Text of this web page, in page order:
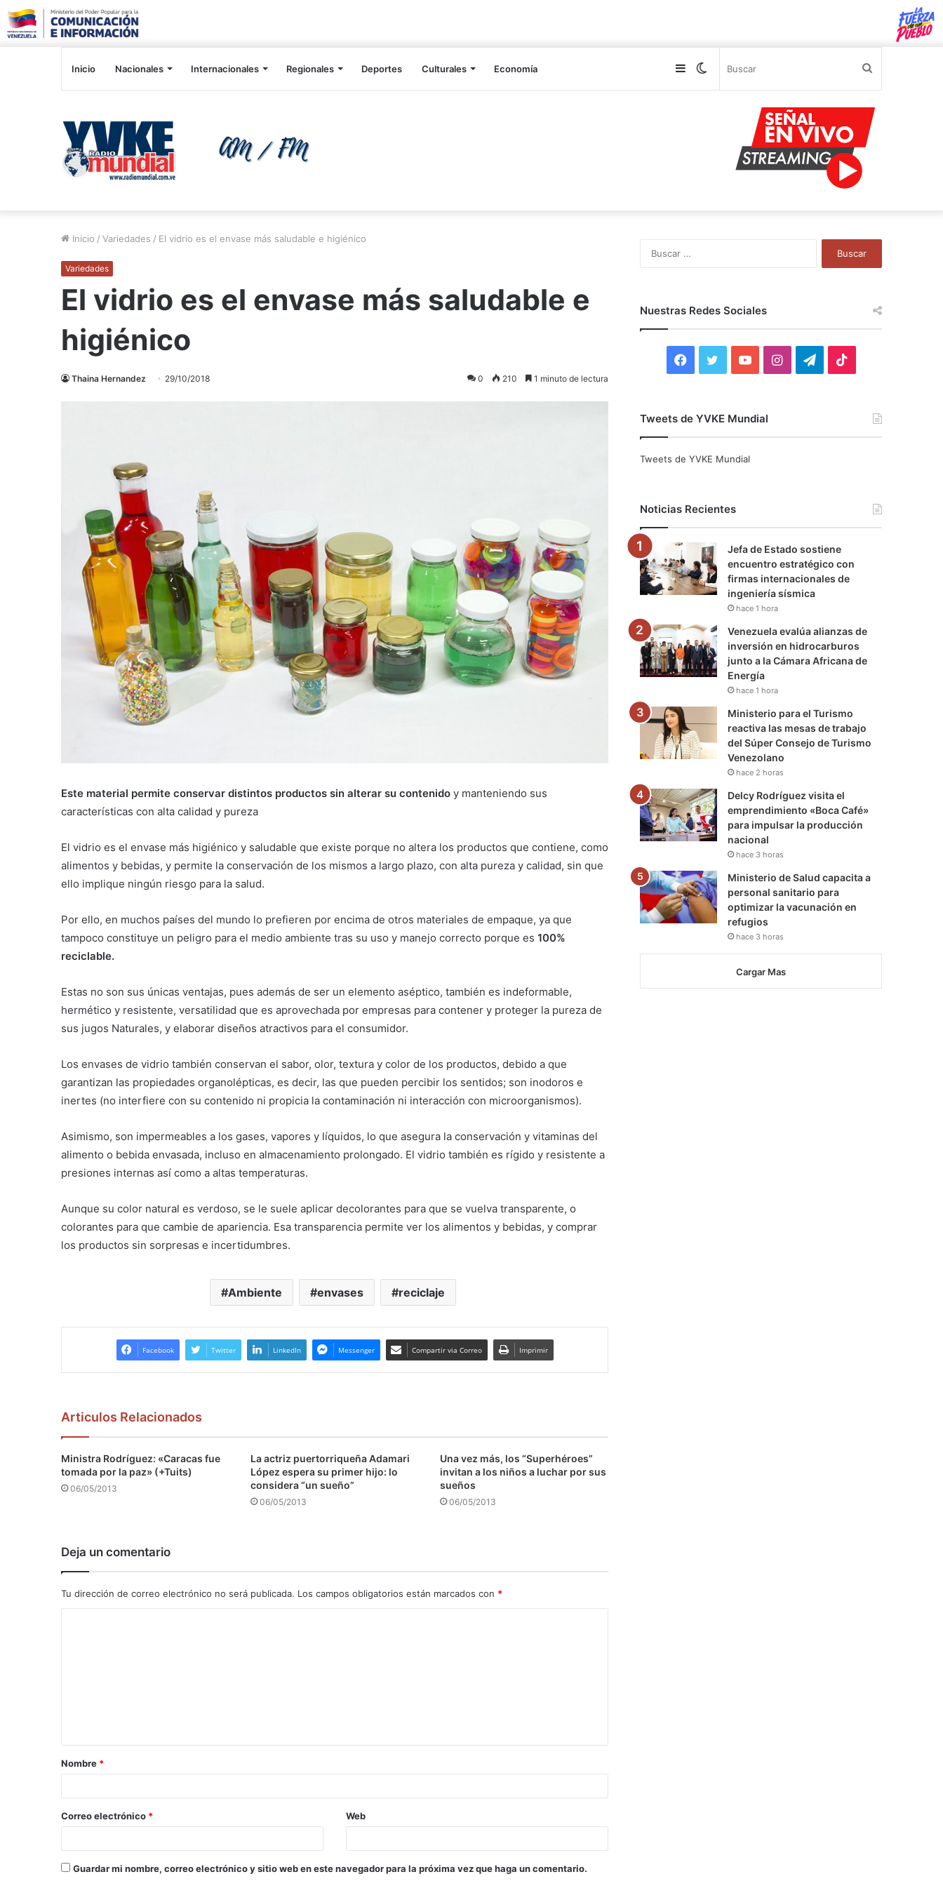
Inicio Nacionales Internacionales Regionales Deportes Culturales Economía Switch
Sidebar
Inicio / Variedades / El vidrio es el envase más saludable e higiénico
Variedades
El vidrio es el envase más saludable e
higiénico
Thaina Hernandez 29/10/2018 0 210 1 minuto de lectura
Este material permite conservar distintos productos sin alterar su contenido y manteniendo sus
características con alta calidad y pureza
El vidrio es el envase más higiénico y saludable que existe porque no altera los productos que contiene, como
alimentos y bebidas, y permite la conservación de los mismos a largo plazo, con alta pureza y calidad, sin que
ello implique ningún riesgo para la salud.
Por ello, en muchos países del mundo lo prefieren por encima de otros materiales de empaque, ya que
tampoco constituye un peligro para el medio ambiente tras su uso y manejo correcto porque es 100%
reciclable.
Estas no son sus únicas ventajas, pues además de ser un elemento aséptico, también es indeformable,
hermético y resistente, versatilidad que es aprovechada por empresas para contener y proteger la pureza de
sus jugos Naturales, y elaborar diseños atractivos para el consumidor.
Los envases de vidrio también conservan el sabor, olor, textura y color de los productos, debido a que
garantizan las propiedades organolépticas, es decir, las que pueden percibir los sentidos; son inodoros e
inertes (no interfiere con su contenido ni propicia la contaminación ni interacción con microorganismos).
Asimismo, son impermeables a los gases, vapores y líquidos, lo que asegura la conservación y vitaminas del
alimento o bebida envasada, incluso en almacenamiento prolongado. El vidrio también es rígido y resistente a
presiones internas así como a altas temperaturas.
Aunque su color natural es verdoso, se le suele aplicar decolorantes para que se vuelva transparente, o
colorantes para que cambie de apariencia. Esa transparencia permite ver los alimentos y bebidas, y comprar
los productos sin sorpresas e incertidumbres.
Ambiente envases reciclaje
Facebook Twitter LinkedIn Messenger Compartir via Correo Imprimir
Articulos Relacionados
Ministra Rodríguez: «Caracas fue
tomada por la paz» (+Tuits)
06/05/2013
La actriz puertorriqueña Adamari
López espera su primer hijo: lo
considera “un sueño”
06/05/2013
Una vez más, los “Superhéroes”
invitan a los niños a luchar por sus
sueños
06/05/2013
Deja un comentario
Tu dirección de correo electrónico no será publicada. Los campos obligatorios están marcados con *
a
r
*
Nombre *
Correo electrónico * Web
Guardar mi nombre, correo electrónico y sitio web en este navegador para la próxima vez que haga un comentario.
Nuestras Redes Sociales
F
c
o
i
r
Y
u
e
I
r
a
m
T
a
m
Tweets de YVKE Mundial
Tweets de YVKE Mundial
Noticias Recientes
Jefa de Estado sostiene
encuentro estratégico con
firmas internacionales de
ingeniería sísmica
hace 1 hora
Venezuela evalúa alianzas de
inversión en hidrocarburos
junto a la Cámara Africana de
Energía
hace 1 hora
Ministerio para el Turismo
reactiva las mesas de trabajo
del Súper Consejo de Turismo
Venezolano
hace 2 horas
Delcy Rodríguez visita el
emprendimiento «Boca Café»
para impulsar la producción
nacional
hace 3 horas
Ministerio de Salud capacita a
personal sanitario para
optimizar la vacunación en
refugios
hace 3 horas
Cargar Mas